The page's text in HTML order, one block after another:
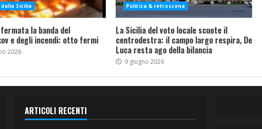
Sicilia
la banda del
e degli incendi: otto fermi
2026
Politica & retroscena
La Sicilia del voto locale scuote il
centrodestra: il campo largo respira, De
Luca resta ago della bilancia
9 giugno 2026
ARTICOLI RECENTI